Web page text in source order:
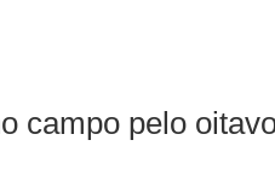
campo pelo